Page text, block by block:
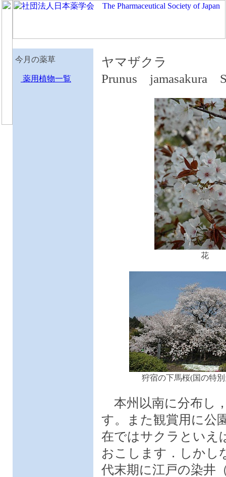
今月の薬草
薬用植物一覧
ヤマザクラ
Prunus jamasakura
花
狩宿の下馬桜(国の特
本州以南に分布し
す。また観賞用に公
在ではサクラといえ
おこします．しかし
代末期に江戸の染井